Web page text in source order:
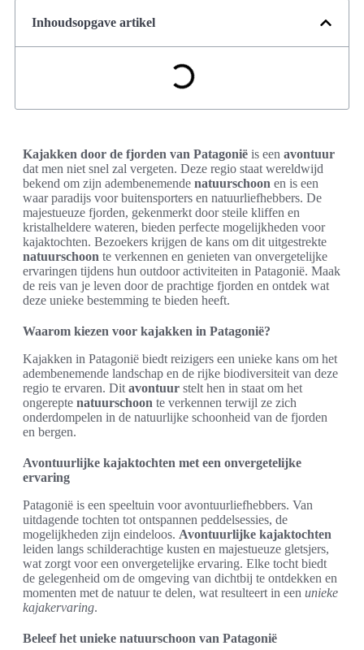
Inhoudsopgave artikel
Kajakken door de fjorden van Patagonië is een avontuur
dat men niet snel zal vergeten. Deze regio staat wereldwijd
bekend om zijn adembenemende natuurschoon en is een
waar paradijs voor buitensporters en natuurliefhebbers. De
majestueuze fjorden, gekenmerkt door steile kliffen en
kristalheldere wateren, bieden perfecte mogelijkheden voor
kajaktochten. Bezoekers krijgen de kans om dit uitgestrekte
natuurschoon te verkennen en genieten van onvergetelijke
ervaringen tijdens hun outdoor activiteiten in Patagonië. Maak
de reis van je leven door de prachtige fjorden en ontdek wat
deze unieke bestemming te bieden heeft.
Waarom kiezen voor kajakken in Patagonië?
Kajakken in Patagonië biedt reizigers een unieke kans om het
adembenemende landschap en de rijke biodiversiteit van deze
regio te ervaren. Dit avontuur stelt hen in staat om het
ongerepte natuurschoon te verkennen terwijl ze zich
onderdompelen in de natuurlijke schoonheid van de fjorden
en bergen.
Avontuurlijke kajaktochten met een onvergetelijke
ervaring
Patagonië is een speeltuin voor avontuurliefhebbers. Van
uitdagende tochten tot ontspannen peddelsessies, de
mogelijkheden zijn eindeloos. Avontuurlijke kajaktochten
leiden langs schilderachtige kusten en majestueuze gletsjers,
wat zorgt voor een onvergetelijke ervaring. Elke tocht biedt
de gelegenheid om de omgeving van dichtbij te ontdekken en
momenten met de natuur te delen, wat resulteert in een unieke
kajakervaring.
Beleef het unieke natuurschoon van Patagonië